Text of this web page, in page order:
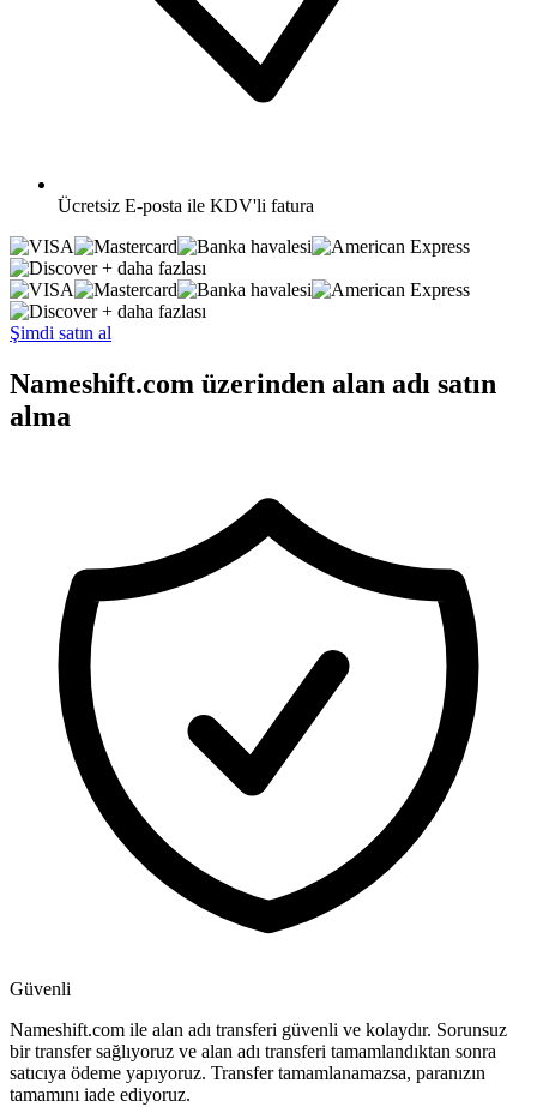
Ücretsiz E-posta ile KDV'li fatura
+ daha fazlası
+ daha fazlası
Şimdi satın al
Nameshift.com üzerinden alan adı satın
alma
Güvenli
Nameshift.com ile alan adı transferi güvenli ve kolaydır. Sorunsuz
bir transfer sağlıyoruz ve alan adı transferi tamamlandıktan sonra
satıcıya ödeme yapıyoruz. Transfer tamamlanamazsa, paranızın
tamamını iade ediyoruz.